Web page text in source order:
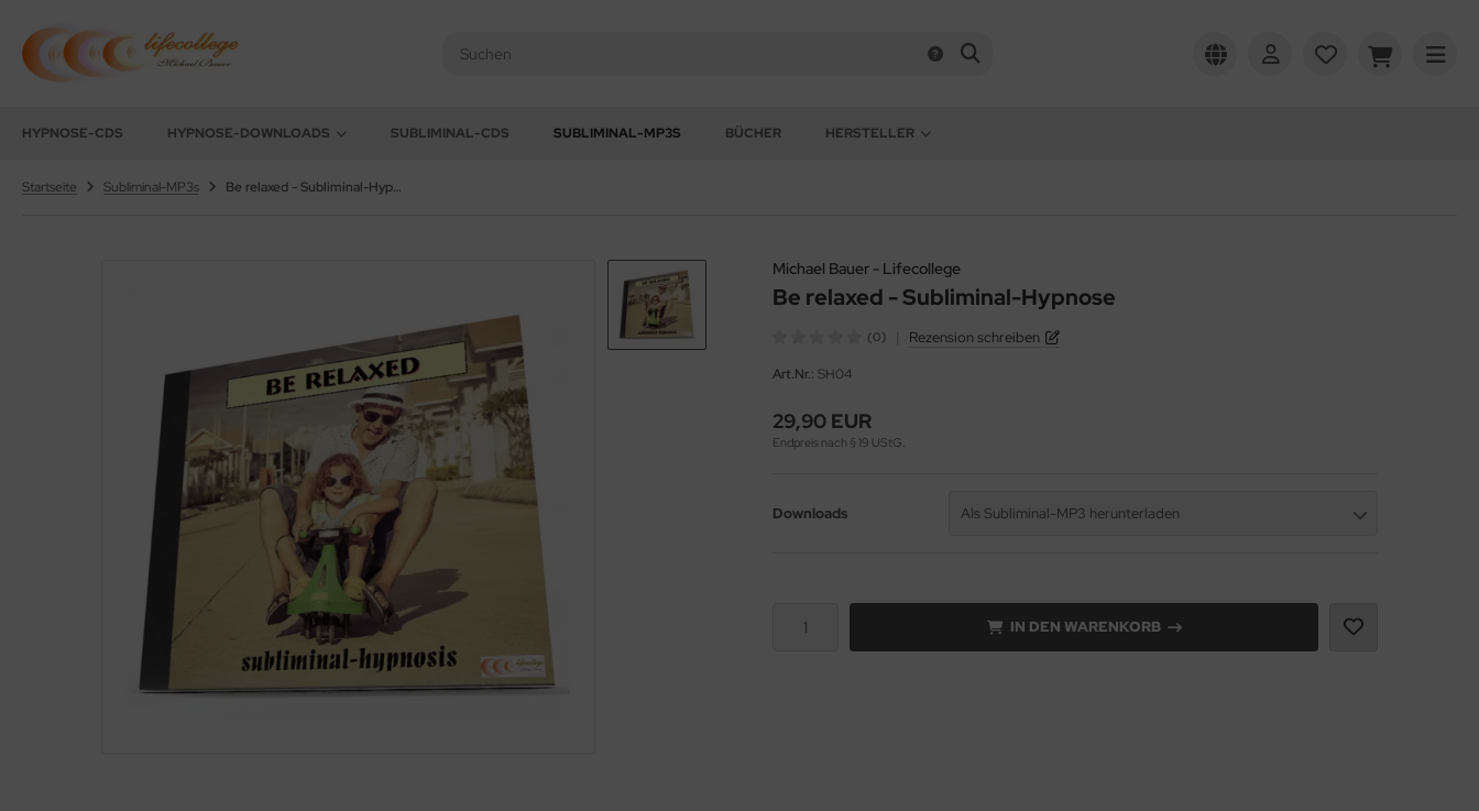
HYPNOSE-CDS HYPNOSE-DOWNLOADS SUBLIMINAL-CDS SUBLIMINAL-MP3S BÜCHER HERSTELLER
Startseite Subliminal-MP3s Be relaxed - Subliminal-Hypnose
Michael Bauer - Lifecollege
Be relaxed - Subliminal-Hypnose
(0) Rezension schreiben
Art.Nr.: SH04
29,90 EUR
Endpreis nach § 19 UStG.
Downloads Als Subliminal-MP3 herunterladen
IN DEN WARENKORB
ALLES ANZEIGEN AUS HYPNOSE-DOWNLOADS
Bauer - Lifecollege